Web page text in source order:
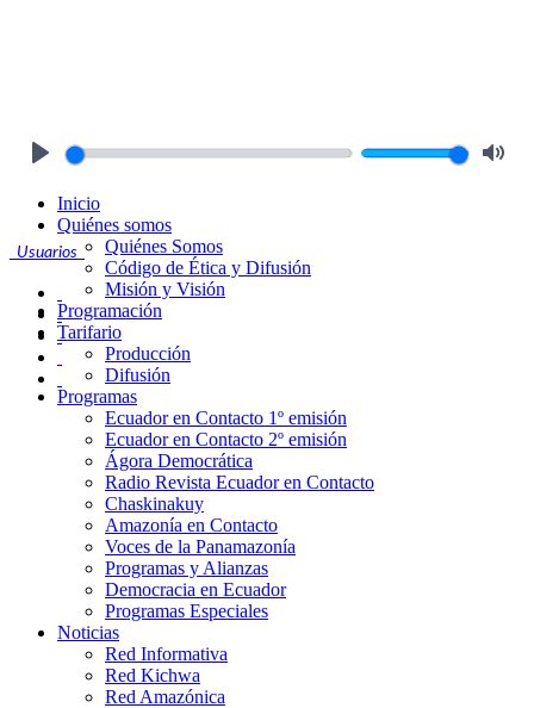
Usuarios
Inicio
Quiénes somos
Quiénes Somos
Código de Ética y Difusión
Misión y Visión
Programación
Tarifario
Producción
Difusión
Programas
Ecuador en Contacto 1º emisión
Ecuador en Contacto 2º emisión
Ágora Democrática
Radio Revista Ecuador en Contacto
Chaskinakuy
Amazonía en Contacto
Voces de la Panamazonía
Programas y Alianzas
Democracia en Ecuador
Programas Especiales
Noticias
Red Informativa
Red Kichwa
Red Amazónica